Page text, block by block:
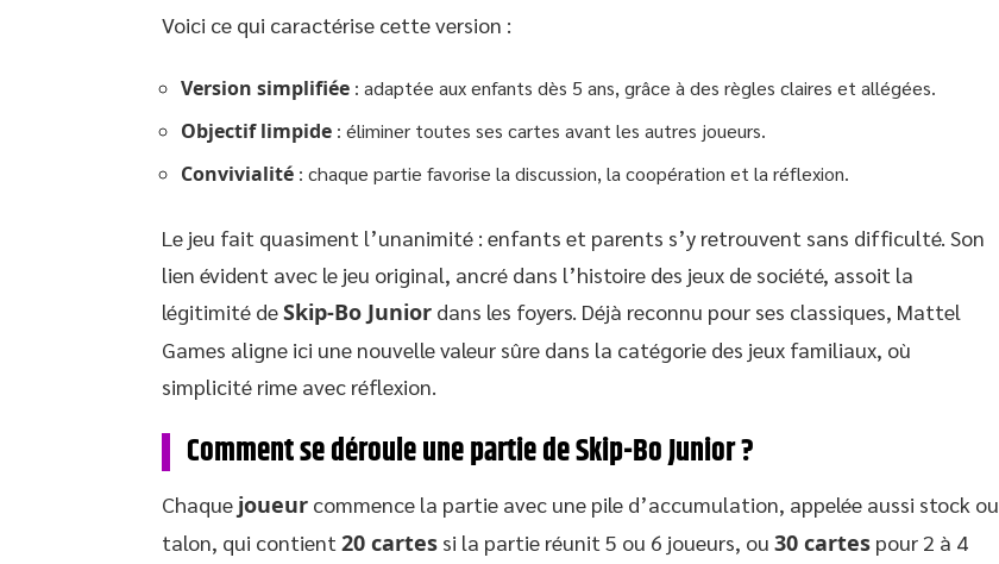
Voici ce qui caractérise cette version :
Version simplifiée : adaptée aux enfants dès 5 ans, grâce à des règles claires et allégées.
Objectif limpide : éliminer toutes ses cartes avant les autres joueurs.
Convivialité : chaque partie favorise la discussion, la coopération et la réflexion.
Le jeu fait quasiment l’unanimité : enfants et parents s’y retrouvent sans difficulté. Son
lien évident avec le jeu original, ancré dans l’histoire des jeux de société, assoit la
légitimité deSkip-Bo Junior dans les foyers. Déjà reconnu pour ses classiques, Mattel
Games aligne ici une nouvelle valeur sûre dans la catégorie des jeux familiaux, où
simplicité rime avec réflexion.
Comment se déroule une partie de Skip-Bo Junior ?
Chaque joueur commence la partie avec une pile d’accumulation, appelée aussi stock ou
talon, qui contient 20 cartes si la partie réunit 5 ou 6 joueurs, ou 30 cartes pour 2 à 4